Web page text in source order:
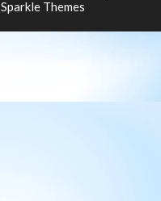
Sparkle Themes